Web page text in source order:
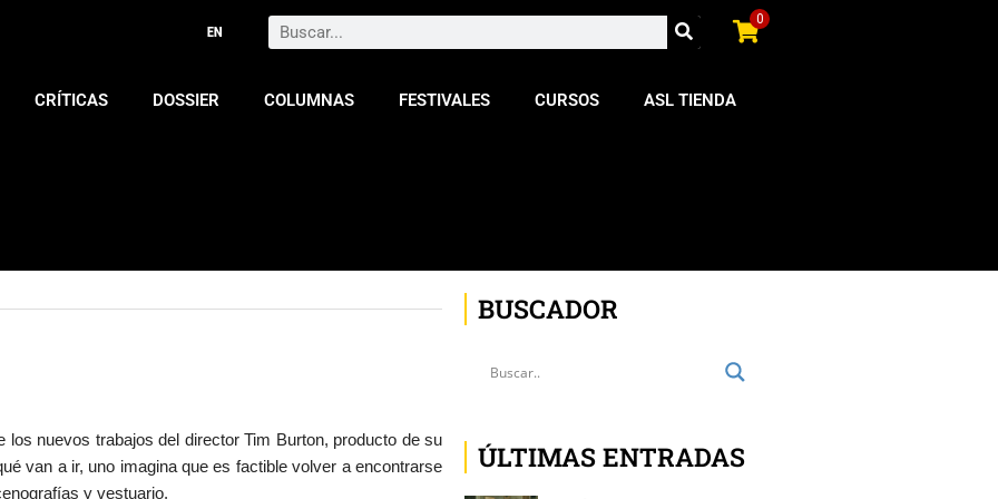
Search 0
CRÍTICAS DOSSIER COLUMNAS FESTIVALES CURSOS ASL TIENDA
nuevos trabajos del director Tim Burton, producto de su
van a ir, uno imagina que es factible volver a encontrarse
y vestuario.
BUSCADOR
ÚLTIMAS ENTRADAS